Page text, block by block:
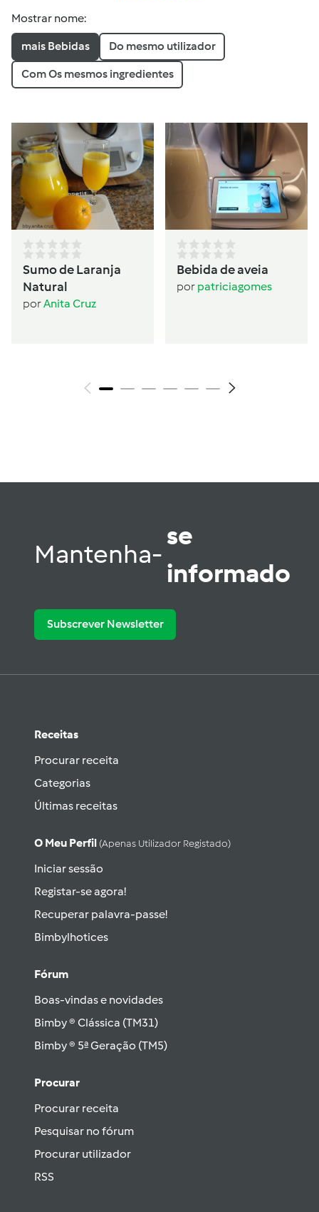
Mostrar nome:
mais Bebidas Do mesmo utilizador
Com Os mesmos ingredientes
Sumo de Laranja
Natural
porAnita Cruz
Bebida de aveia
por patriciagomes
Mantenha-
se
informado
Subscrever Newsletter
Receitas
Procurar receita
Categorias
Últimas receitas
O Meu Perfil (apenas Utilizador Registado)
Iniciar sessão
Registar-se agora!
Recuperar palavra-passe!
Bimbylhotices
Fórum
Boas-vindas e novidades
Bimby ® Clássica (TM31)
Bimby ® 5ª Geração (TM5)
Procurar
Procurar receita
Pesquisar no fórum
Procurar utilizador
RSS